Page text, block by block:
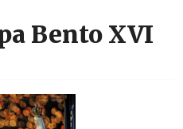
Bento XVI